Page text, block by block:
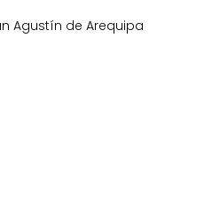
Agustín de Arequipa